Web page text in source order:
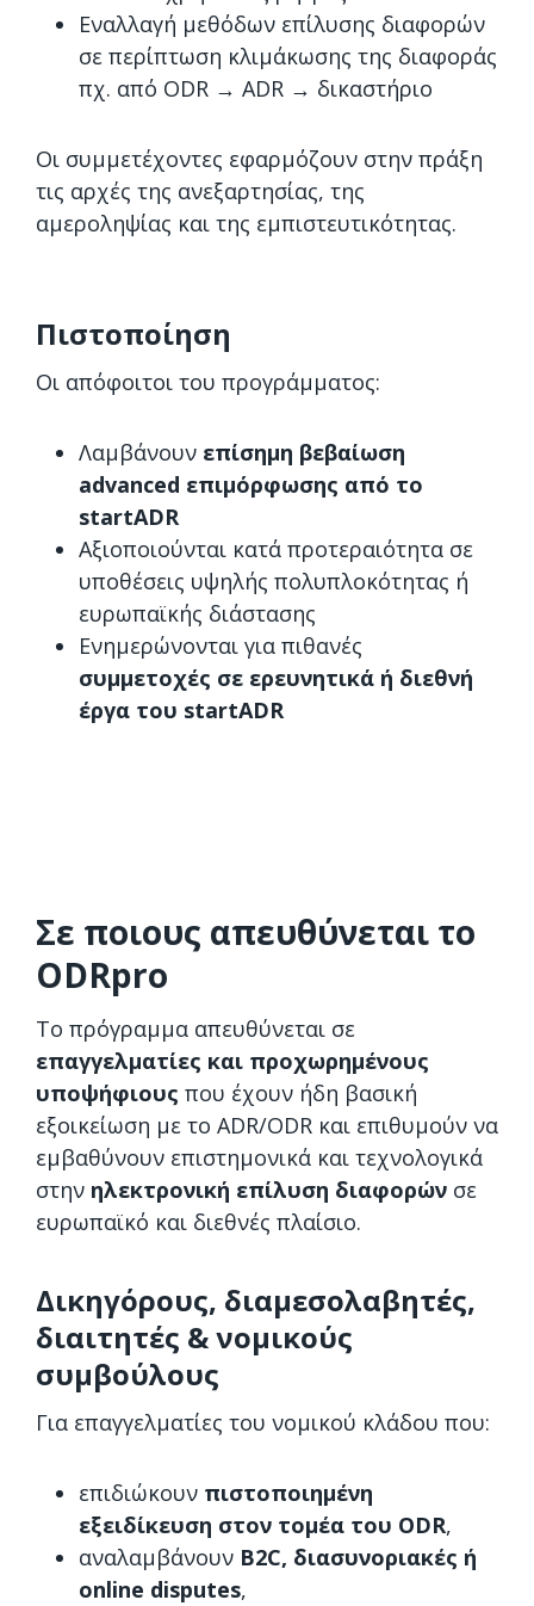
Εναλλαγή μεθόδων επίλυσης διαφορών
σε περίπτωση κλιμάκωσης της διαφοράς
πχ. από ODR → ADR → δικαστήριο
Οι συμμετέχοντες εφαρμόζουν στην πράξη
τις αρχές της ανεξαρτησίας, της
αμεροληψίας και της εμπιστευτικότητας.
Πιστοποίηση
Οι απόφοιτοι του προγράμματος:
Λαμβάνουν επίσημη βεβαίωση
advanced επιμόρφωσης από το
startADR
Αξιοποιούνται κατά προτεραιότητα σε
υποθέσεις υψηλής πολυπλοκότητας ή
ευρωπαϊκής διάστασης
Ενημερώνονται για πιθανές
συμμετοχές σε ερευνητικά ή διεθνή
έργα του startADR
Σε ποιους απευθύνεται το
ODRpro
Το πρόγραμμα απευθύνεται σε
επαγγελματίες και προχωρημένους
υποψήφιους που έχουν ήδη βασική
εξοικείωση με το ADR/ODR και επιθυμούν να
εμβαθύνουν επιστημονικά και τεχνολογικά
στην ηλεκτρονική επίλυση διαφορών σε
ευρωπαϊκό και διεθνές πλαίσιο.
Δικηγόρους, διαμεσολαβητές,
διαιτητές & νομικούς
συμβούλους
Για επαγγελματίες του νομικού κλάδου που:
επιδιώκουν πιστοποιημένη
εξειδίκευση στον τομέα του ODR,
αναλαμβάνουν B2C, διασυνοριακές ή
online disputes,